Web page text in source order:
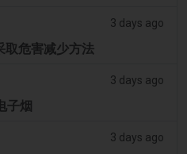
3 days ago
取危害减少方法
3 days ago
子烟
3 days ago